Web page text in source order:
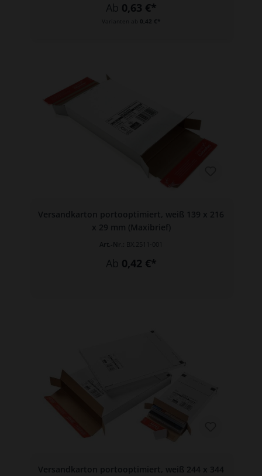
Ab 0,63 €*
0,42 €*
Versandkarton portooptimiert, weiß 139 x 216
x 29 mm (Maxibrief)
Art.-Nr.:
Ab 0,42 €*
Versandkarton portooptimiert, weiß 244 x 344